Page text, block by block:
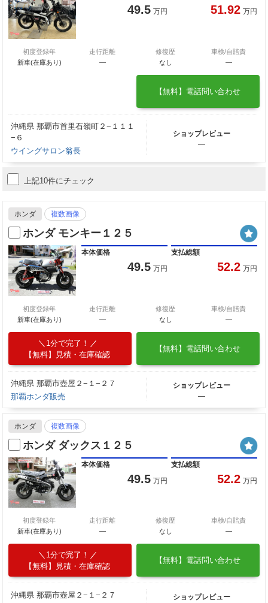
49.5 万円 51.92 万円
初度登録年
新車(在庫あり)
走行距離
―
修復歴
なし
車検/自賠責
―
【無料】電話問い合わせ
沖縄県 那覇市首里石嶺町２−１１１
−６
ウイングサロン翁長
ショップレビュー
―
上記10件にチェック
ホンダ 複数画像
ホンダ モンキー１２５
本体価格
49.5 万円
支払総額
52.2 万円
初度登録年
新車(在庫あり)
走行距離
―
修復歴
なし
車検/自賠責
―
1分で完了！
【無料】見積・在庫確認
【無料】電話問い合わせ
沖縄県 那覇市壺屋２−１−２７
那覇ホンダ販売
ショップレビュー
―
ホンダ 複数画像
ホンダ ダックス１２５
本体価格
49.5 万円
支払総額
52.2 万円
初度登録年
新車(在庫あり)
走行距離
―
修復歴
なし
車検/自賠責
―
1分で完了！
【無料】見積・在庫確認
【無料】電話問い合わせ
沖縄県 那覇市壺屋２−１−２７
ショップレビュー